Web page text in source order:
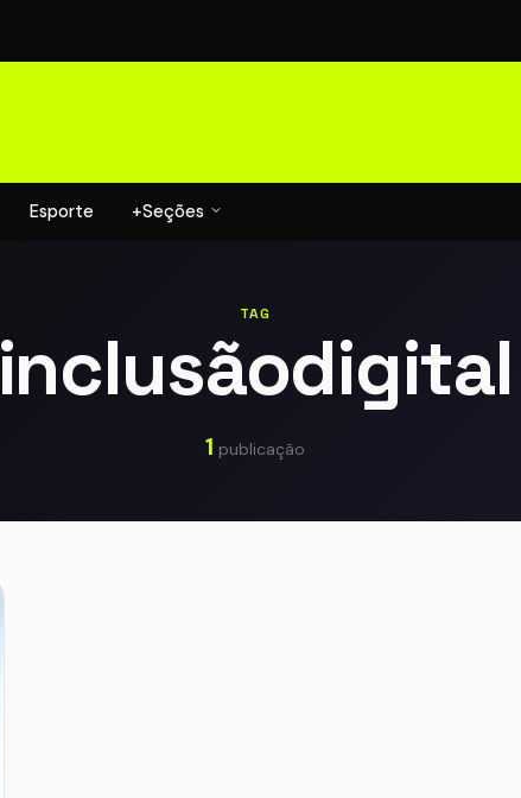
Esporte +Seções
TAG
inclusãodigital
1 publicação